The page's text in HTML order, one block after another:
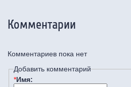
Комментарии
Комментариев пока нет
Добавить комментарий
*Имя: